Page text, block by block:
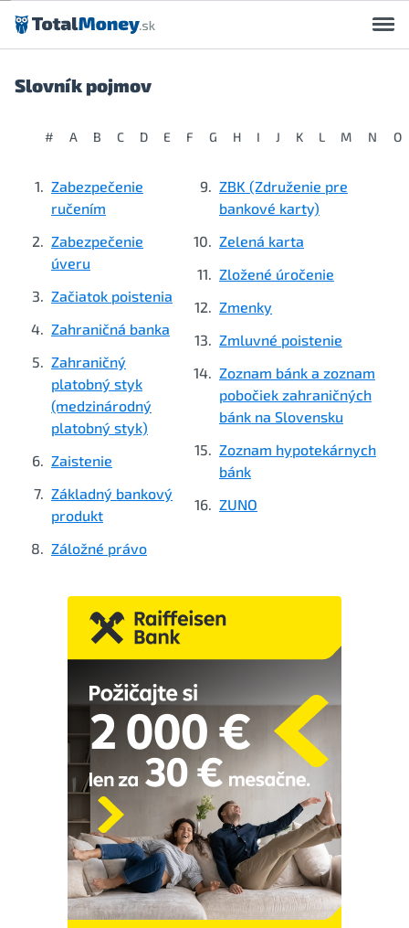
Preskočiť na obsah
Slovník pojmov
# A B C D E F G H I J K L M N O
Zabezpečenie
ručením
Zabezpečenie
úveru
Začiatok poistenia
Zahraničná banka
Zahraničný
platobný styk
(medzinárodný
platobný styk)
Zaistenie
Základný bankový
produkt
Záložné právo
ZBK (Združenie pre
bankové karty)
Zelená karta
Zložené úročenie
Zmenky
Zmluvné poistenie
Zoznam bánk a zoznam
pobočiek zahraničných
bánk na Slovensku
Zoznam hypotekárnych
bánk
ZUNO